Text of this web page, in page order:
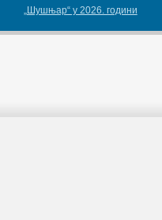
„Шушњар“ у 2026. години